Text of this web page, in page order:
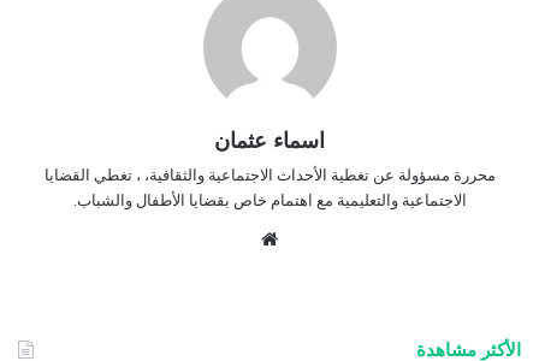
اسماء عثمان
محررة مسؤولة عن تغطية الأحداث الاجتماعية والثقافية، ، تغطي القضايا
الاجتماعية والتعليمية مع اهتمام خاص بقضايا الأطفال والشباب.
الأكثر مشاهدة